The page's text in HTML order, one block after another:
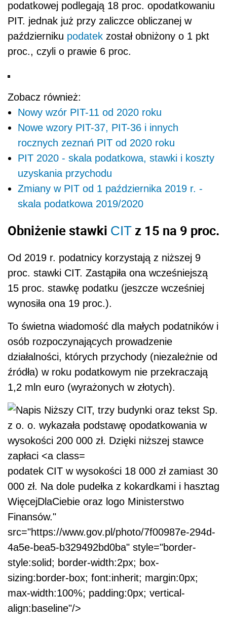
podatkowej podlegają 18 proc. opodatkowaniu
PIT. jednak już przy zaliczce obliczanej w
październiku podatek został obniżony o 1 pkt
proc., czyli o prawie 6 proc.
Zobacz również:
Nowy wzór PIT-11 od 2020 roku
Nowe wzory PIT-37, PIT-36 i innych
rocznych zeznań PIT od 2020 roku
PIT 2020 - skala podatkowa, stawki i koszty
uzyskania przychodu
Zmiany w PIT od 1 października 2019 r. -
skala podatkowa 2019/2020
Obniżenie stawki CIT z 15 na 9 proc.
Od 2019 r. podatnicy korzystają z niższej 9
proc. stawki CIT. Zastąpiła ona wcześniejszą
15 proc. stawkę podatku (jeszcze wcześniej
wynosiła ona 19 proc.).
To świetna wiadomość dla małych podatników i
osób rozpoczynających prowadzenie
działalności, których przychody (niezależnie od
źródła) w roku podatkowym nie przekraczają
1,2 mln euro (wyrażonych w złotych).
podatek CIT w wysokości 18 000 zł zamiast 30
000 zł. Na dole pudełka z kokardkami i hasztag
WięcejDlaCiebie oraz logo Ministerstwo
Finansów."
src="https://www.gov.pl/photo/7f00987e-294d-
4a5e-bea5-b329492bd0ba" style="border-
style:solid; border-width:2px; box-
sizing:border-box; font:inherit; margin:0px;
max-width:100%; padding:0px; vertical-
align:baseline"/>